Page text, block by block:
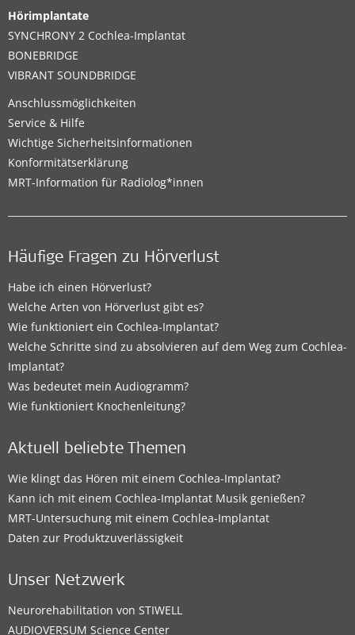
Hörimplantate
SYNCHRONY 2 Cochlea-Implantat
BONEBRIDGE
VIBRANT SOUNDBRIDGE
Anschlussmöglichkeiten
Service & Hilfe
Wichtige Sicherheitsinformationen
Konformitätserklärung
MRT-Information für Radiolog*innen
Häufige Fragen zu Hörverlust
Habe ich einen Hörverlust?
Welche Arten von Hörverlust gibt es?
Wie funktioniert ein Cochlea-Implantat?
Welche Schritte sind zu absolvieren auf dem Weg zum Cochlea-
Implantat?
Was bedeutet mein Audiogramm?
Wie funktioniert Knochenleitung?
Aktuell beliebte Themen
Wie klingt das Hören mit einem Cochlea-Implantat?
Kann ich mit einem Cochlea-Implantat Musik genießen?
MRT-Untersuchung mit einem Cochlea-Implantat
Daten zur Produktzuverlässigkeit
Unser Netzwerk
Neurorehabilitation von STIWELL
AUDIOVERSUM Science Center